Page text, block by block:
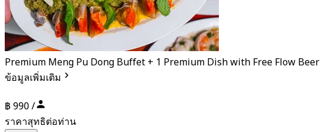
Premium Meng Pu Dong Buffet + 1 Premium Dish with Free Flow Beer
ข้อมูลเพิ่มเติม
฿ 990 /
ราคาสุทธิต่อท่าน